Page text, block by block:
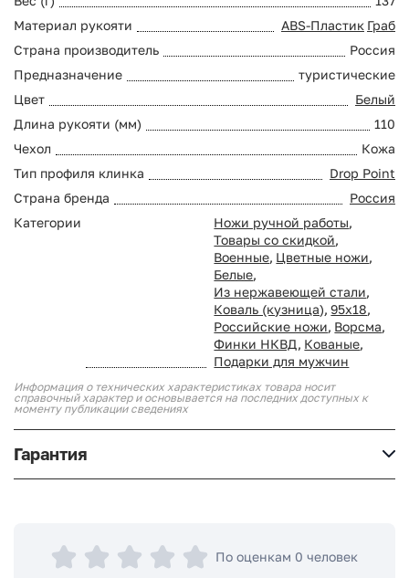
Материал рукояти
ABS-Пластик Граб
Страна производитель
Россия
Предназначение
туристические
Цвет
Белый
Длина рукояти (мм)
110
Чехол
Кожа
Тип профиля клинка
Drop Point
Страна бренда
Россия
Категории
Ножи ручной работы,
Товары со скидкой,
Военные, Цветные ножи,
Белые,
Из нержавеющей стали,
Коваль (кузница), 95х18,
Российские ножи, Ворсма,
Финки НКВД, Кованые,
Подарки для мужчин
Информация о технических характеристиках товара носит
справочный характер и основывается на последних доступных к
моменту публикации сведениях
Гарантия
По оценкам 0 человек